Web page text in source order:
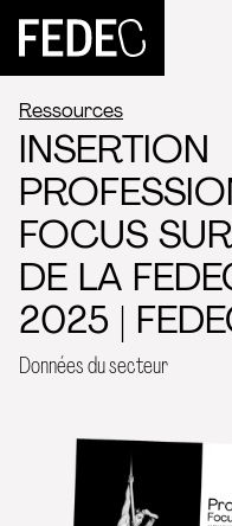
FEDEC
Ressources
INSERTION
FOCUS
DE LA
2025 |
Données du secteur